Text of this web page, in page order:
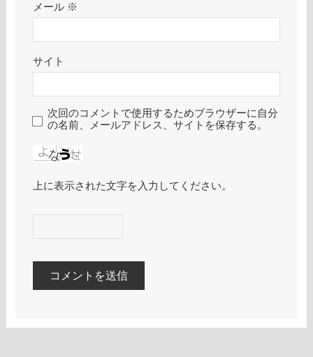
メール ※
サイト
次回のコメントで使用するためブラウザーに自分
の名前、メールアドレス、サイトを保存する。
上に表示された文字を入力してください。